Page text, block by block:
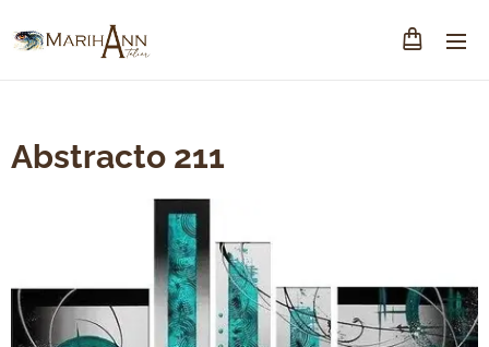
Abstracto 211